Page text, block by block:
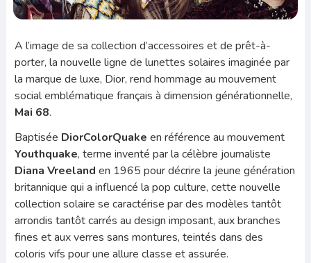
A l’image de sa collection d’accessoires et de prêt-à-
porter, la nouvelle ligne de lunettes solaires imaginée par
la marque de luxe, Dior, rend hommage au mouvement
social emblématique français à dimension générationnelle,
Mai 68.
Baptisée DiorColorQuake en référence au mouvement
Youthquake, terme inventé par la célèbre journaliste
Diana Vreeland en 1965 pour décrire la jeune génération
britannique qui a influencé la pop culture, cette nouvelle
collection solaire se caractérise par des modèles tantôt
arrondis tantôt carrés au design imposant, aux branches
fines et aux verres sans montures, teintés dans des
coloris vifs pour une allure classe et assurée.